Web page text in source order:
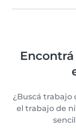
¿Buscá trabajo
el trabajo de